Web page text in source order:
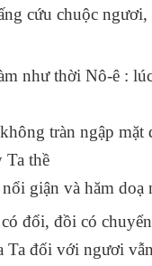
cứu chuộc ngươi,
như thời Nô-ê :
tràn ngập mặt
Ta thề
giận và hăm doạ
đổi, đồi có
Ta đối với ngươi